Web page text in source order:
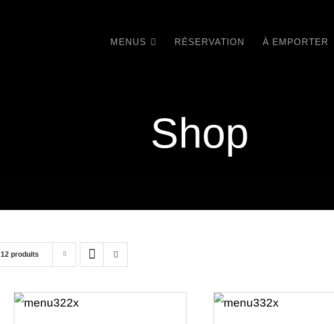
MENUS RÉSERVATION À EMPORTER
Shop
12 produits
ADD TO
CART
/
ADD TO
CART
/